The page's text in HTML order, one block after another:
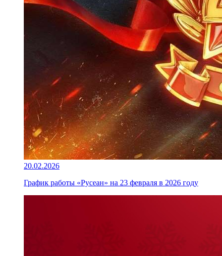
20.02.2026
График работы «Русеан» на 23 февраля в 2026 году